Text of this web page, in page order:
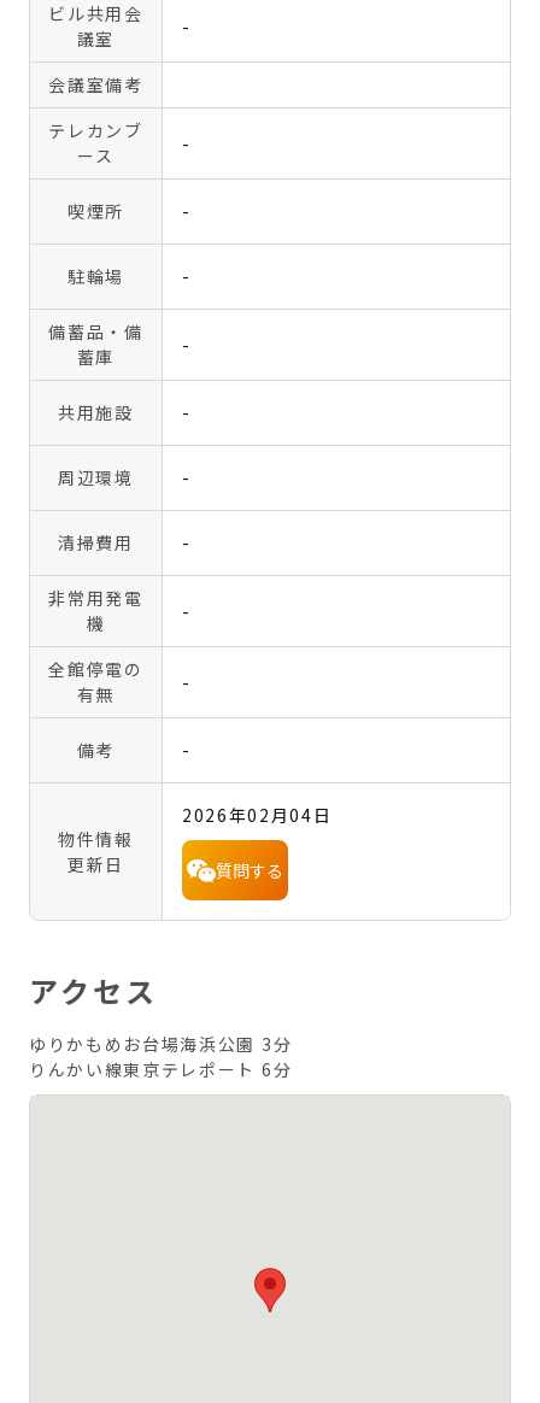
ビル共用会
議室
-
会議室備考
テレカンブ
ース
-
喫煙所 -
駐輪場 -
備蓄品・備
蓄庫
-
共用施設 -
周辺環境 -
清掃費用 -
非常用発電
機
-
全館停電の
有無
-
備考 -
物件情報
更新日
2026年02月04日
質問する
アクセス
ゆりかもめお台場海浜公園 3分
りんかい線東京テレポート 6分